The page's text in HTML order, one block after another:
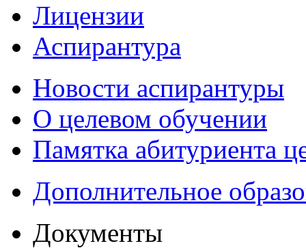
Лицензии
Аспирантура
Новости аспирантуры
О целевом обучении
Памятка абитуриента
Дополнительное
Документы